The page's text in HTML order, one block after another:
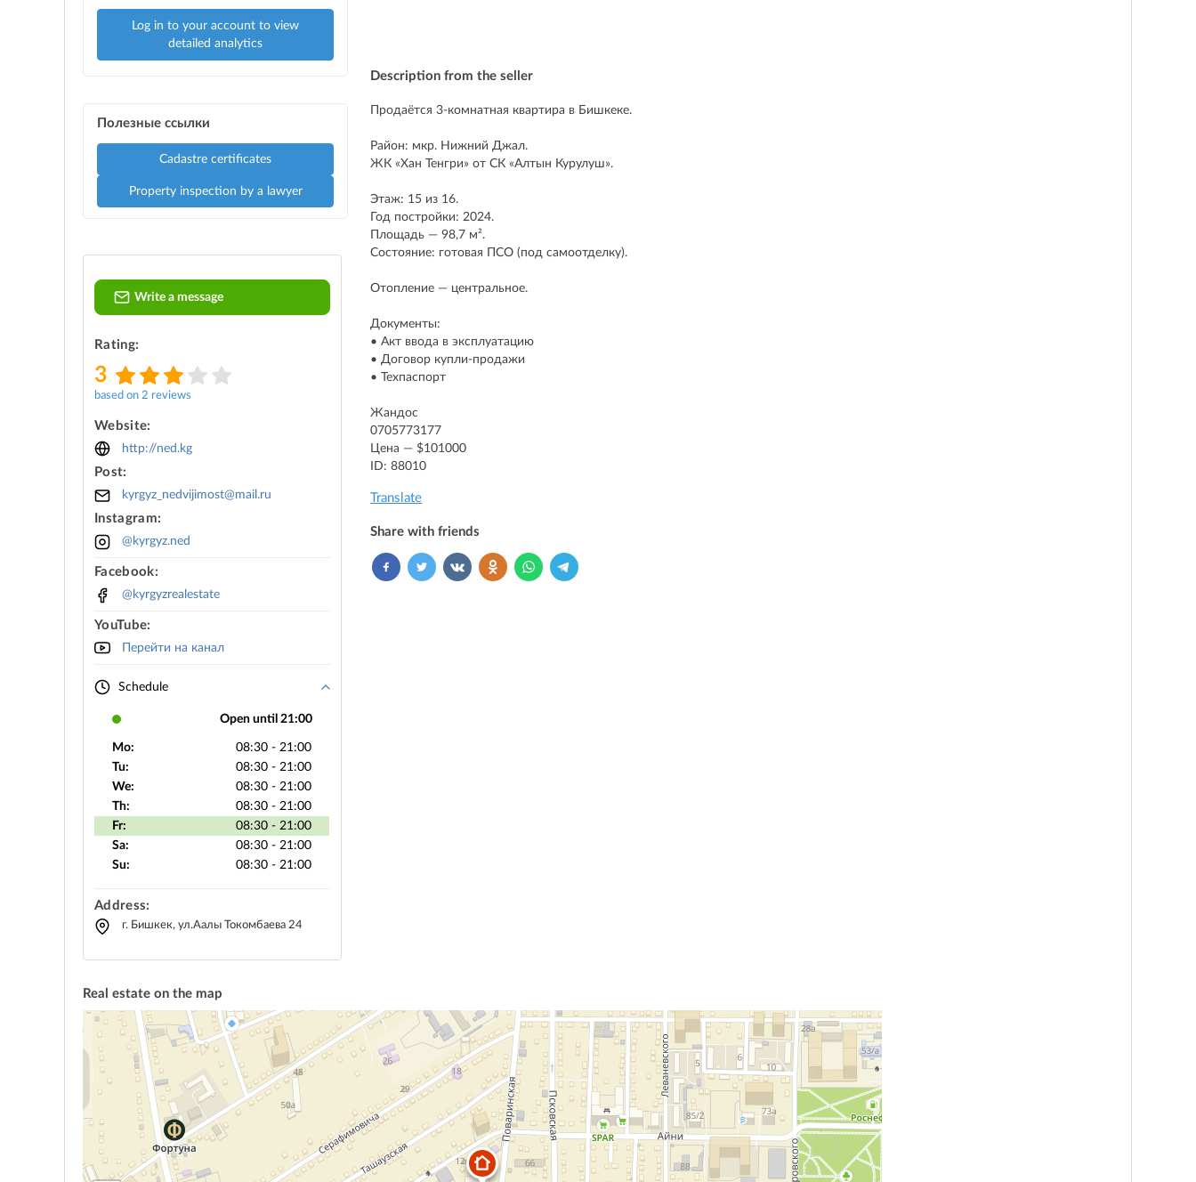
Log in to your account to view
detailed analytics
Полезные ссылки
Cadastre certificates
Property inspection by a lawyer
Write a message
Rating:
3
based on 2 reviews
Website:
http://ned.kg
Post:
kyrgyz_nedvijimost@mail.ru
Instagram:
@kyrgyz.ned
Facebook:
@kyrgyzrealestate
YouTube:
Перейти на канал
Schedule
Open until 21:00
Mo:
08:30 - 21:00
Tu:
08:30 - 21:00
We:
08:30 - 21:00
Th:
08:30 - 21:00
Fr:
08:30 - 21:00
Sa:
08:30 - 21:00
Su:
08:30 - 21:00
Address:
г. Бишкек, ул.Аалы Токомбаева 24
Description from the seller
Продаётся 3-комнатная квартира в Бишкеке.
Район: мкр. Нижний Джал.
ЖК «Хан Тенгри» от СК «Алтын Курулуш».
Этаж: 15 из 16.
Год постройки: 2024.
Площадь — 98,7 м².
Состояние: готовая ПСО (под самоотделку).
Отопление — центральное.
Документы:
• Акт ввода в эксплуатацию
• Договор купли-продажи
• Техпаспорт
Жандос
0705773177
Цена — $101000
ID: 88010
Translate
Share with friends
Real estate on the map